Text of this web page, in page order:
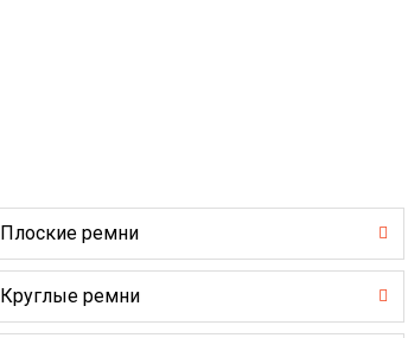
Плоские ремни
Круглые ремни